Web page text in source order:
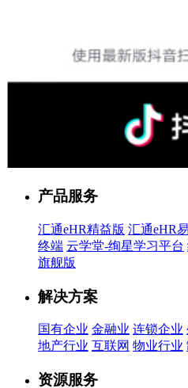
产品服务
汇通eHR精益版 汇通eHR
终端 云学堂-绚星学习平台
旗舰版
解决方案
国有企业 金融业 连锁企业
地产行业 互联网 物业行业
资源服务